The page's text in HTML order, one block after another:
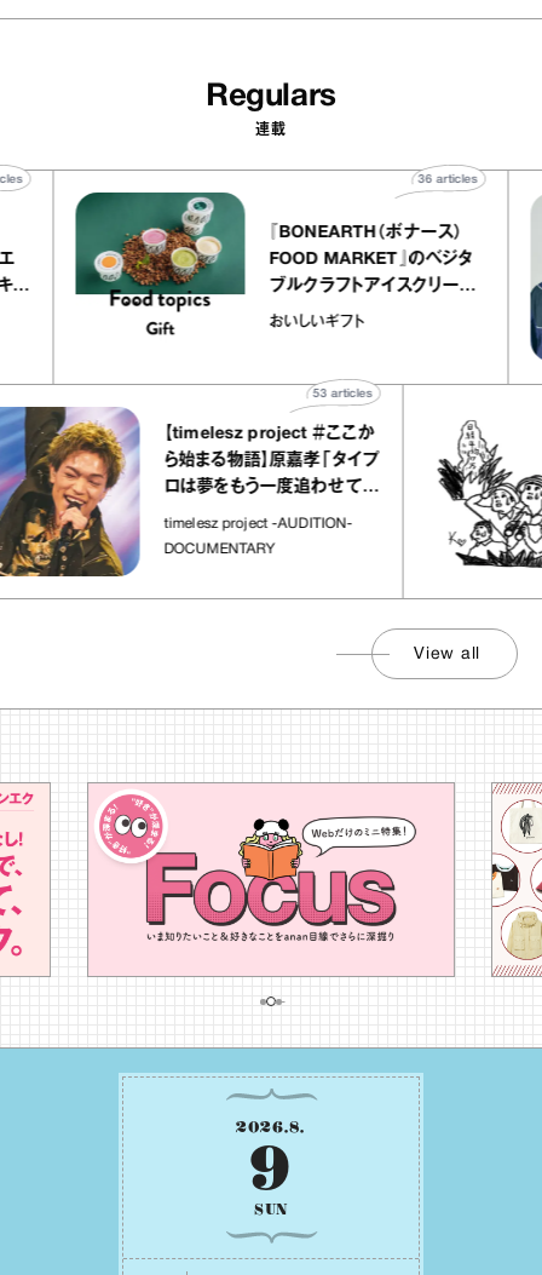
Regulars
連載
トリエ
プ キャ
40articles
『BONEARTH（ボナース）
FOOD MARKET』のベジタ
ブルクラフトアイスクリーム
｜真野知子の「おいしいギフ
おいしいギフト
36articles
【timelesz project ＃ここか
ら始まる物語】原嘉孝「タイプ
ロは夢をもう一度追わせてく
れた場所」
timelesz project -AUDITION-
DOCUMENTARY
articles
View all
2026.8.
9
SUN